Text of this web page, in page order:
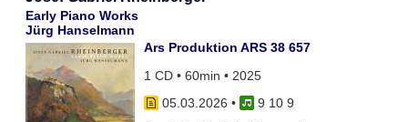
Early Piano Works
Jürg Hanselmann
Ars Produktion ARS 38 657
1 CD • 60min • 2025
05.03.2026 •
9 10 9